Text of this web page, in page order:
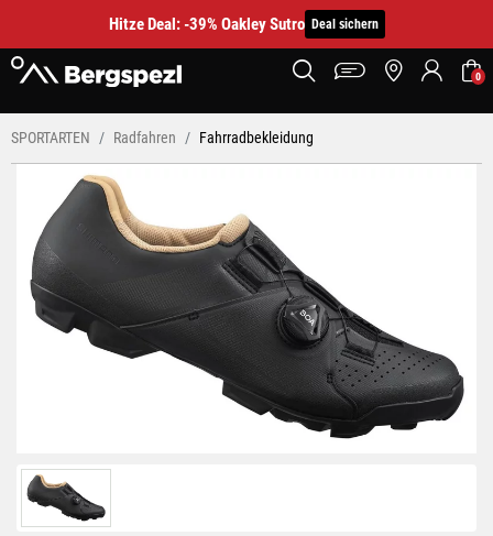
Hitze Deal: -39% Oakley Sutro Deal sichern
0
SPORTARTEN Radfahren Fahrradbekleidung